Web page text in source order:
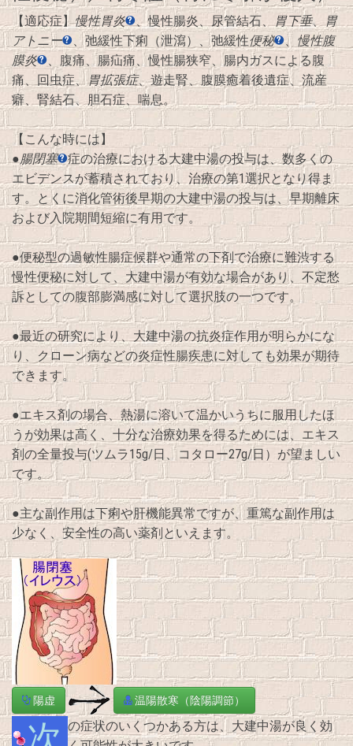
【適応症】慢性胃炎 、慢性腸炎、尿管結石、 胃下垂、胃
アトニー
、弛緩性下痢（泄瀉）、弛緩性便秘 、 慢性腹
膜炎
、腹痛、腸疝痛、慢性腸狭窄、腸内ガスによる腹
痛、回虫症、胃拡張症、遊走腎、腹膜癒着後遺症、流産
癖、腎結石、胆石症、喘息。
【こんな時には】
●腸閉塞
症の治療における大建中湯の投与は、数多くの
エビデンスが蓄積されており、治療の第1選択となり得ま
す。とくに消化管術後早期の大建中湯の投与は、早期離床
および入院期間短縮に有用です。
●便秘型の過敏性腸症候群や通常の下剤で治療に難渋する
慢性便秘に対して、大建中湯が有効な場合があり、不定愁
訴としての腹部膨満感に対して選択肢の一つです。
●最近の研究により、大建中湯の抗炎症作用が明らかにな
り、クローン病などの炎症性腸疾患に対しても効果が期待
できます。
●エキス剤の場合、熱湯に溶いて温かいうちに服用したほ
うが効果は高く、十分な治療効果を得るためには、エキス
剤の全量投与(ツムラ15g/日、コタロー27g/日）が望ましい
です。
●主な副作用は下痢や肝機能異常ですが、重篤な副作用は
少なく、安全性の高い薬剤といえます。
陽虚 温陽散寒（陰陽調節）